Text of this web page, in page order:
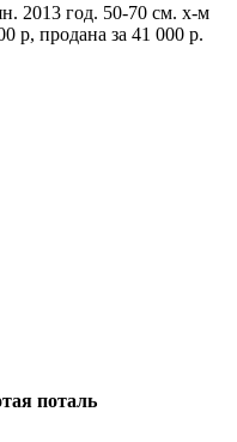
2013 год. 50-70 см. х-м
р, продана за 41 000 р.
поталь